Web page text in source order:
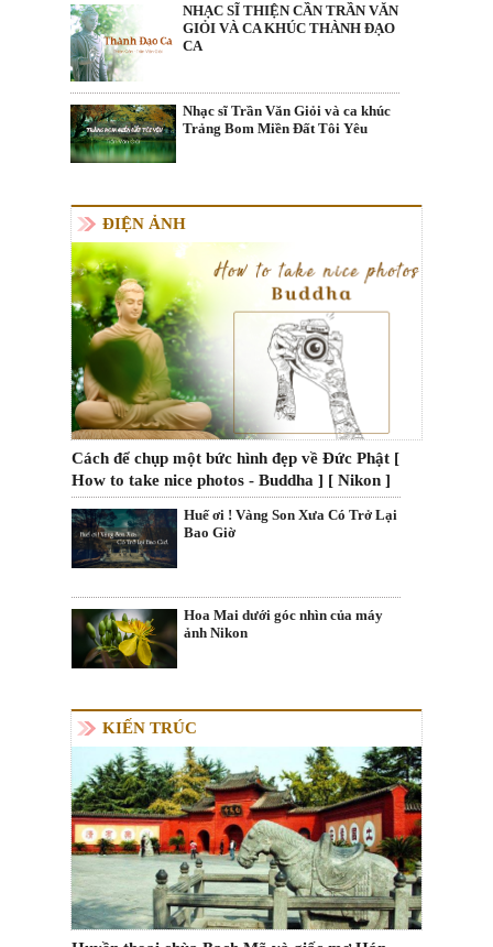
NHẠC SĨ THIỆN CẦN TRẦN VĂN
GIỎI VÀ CA KHÚC THÀNH ĐẠO
CA
Nhạc sĩ Trần Văn Giỏi và ca khúc
Trảng Bom Miền Đất Tôi Yêu
ĐIỆN ẢNH
Cách để chụp một bức hình đẹp về Đức Phật [
How to take nice photos - Buddha ] [ Nikon ]
Huế ơi ! Vàng Son Xưa Có Trở Lại
Bao Giờ
Hoa Mai dưới góc nhìn của máy
ảnh Nikon
KIẾN TRÚC